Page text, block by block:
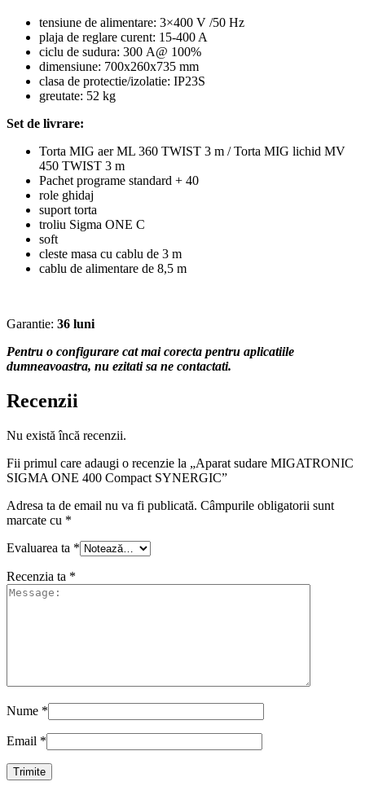
tensiune de alimentare: 3×400 V /50 Hz
plaja de reglare curent: 15-400 A
ciclu de sudura: 300 A@ 100%
dimensiune: 700x260x735 mm
clasa de protectie/izolatie: IP23S
greutate: 52 kg
Set de livrare:
Torta MIG aer ML 360 TWIST 3 m / Torta MIG lichid MV
450 TWIST 3 m
Pachet programe standard + 40
role ghidaj
suport torta
troliu Sigma ONE C
soft
cleste masa cu cablu de 3 m
cablu de alimentare de 8,5 m
Garantie: 36 luni
Pentru o configurare cat mai corecta pentru aplicatiile
dumneavoastra, nu ezitati sa ne contactati.
Recenzii
Nu există încă recenzii.
Fii primul care adaugi o recenzie la „Aparat sudare MIGATRONIC
SIGMA ONE 400 Compact SYNERGIC”
Adresa ta de email nu va fi publicată. Câmpurile obligatorii sunt
marcate cu *
Evaluarea ta *
Recenzia ta *
Nume *
Email *